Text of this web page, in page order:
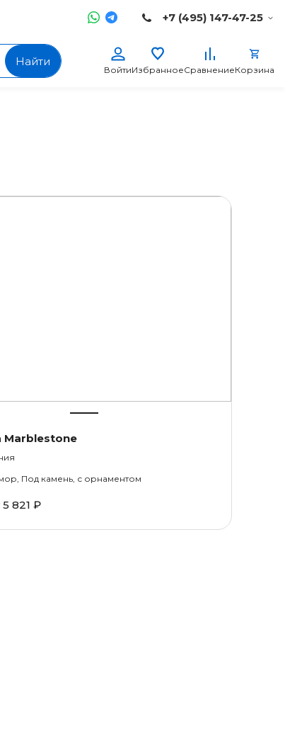
+7 (495) 147-47-25
Найти
ВойтиИзбранноеСравнениеКорзина
Marblestone
Под камень, с орнаментом
5 821 ₽